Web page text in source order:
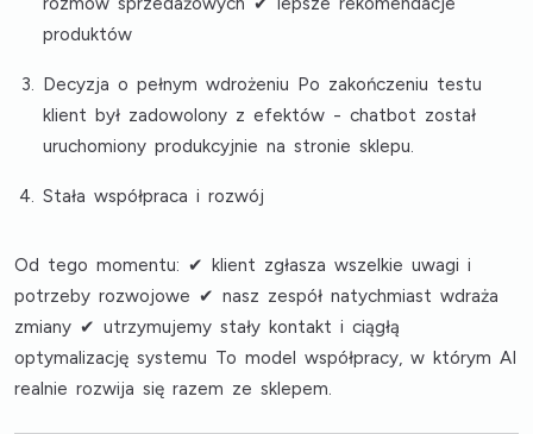
produktów
Decyzja o pełnym wdrożeniu Po zakończeniu testu
klient był zadowolony z efektów - chatbot został
uruchomiony produkcyjnie na stronie sklepu.
Stała współpraca i rozwój
Od tego momentu: ✔ klient zgłasza wszelkie uwagi i
potrzeby rozwojowe ✔ nasz zespół natychmiast wdraża
zmiany ✔ utrzymujemy stały kontakt i ciągłą
optymalizację systemu To model współpracy, w którym AI
realnie rozwija się razem ze sklepem.